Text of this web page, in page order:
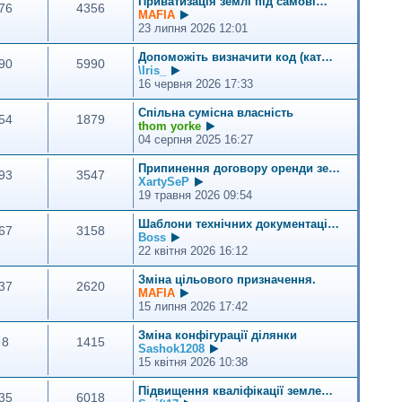
г
л
н
т
с
т
а
н
п
о
в
д
о
м
л
е
н
н
я
4356
MAFIA
е
р
е
л
н
у
т
с
т
а
н
п
о
в
д
о
м
л
е
н
н
23 липня 2026 12:01
5990
Допоможіть визначити код (кат…
\Iris_
е
р
е
г
л
н
у
т
с
а
н
є
п
о
в
і
д
о
м
16 червня 2026 17:33
1879
Спільна сумісна власність
thom yorke
е
р
е
г
л
н
т
с
т
а
н
є
п
о
в
04 серпня 2025 16:27
3547
Припинення договору оренди зе…
XartySeP
е
р
е
л
н
т
о
с
т
а
н
19 травня 2026 09:54
3158
Шаблони технічних документаці…
Boss
е
р
е
г
л
н
у
т
с
22 квітня 2026 16:12
2620
Зміна цільового призначення.
MAFIA
е
р
е
г
л
н
15 липня 2026 17:42
8 1415
Зміна конфігурації ділянки
Sashok1208
е
р
е
15 квітня 2026 10:38
6018
Підвищення кваліфікації земле…